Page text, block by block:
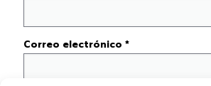
Correo electrónico *